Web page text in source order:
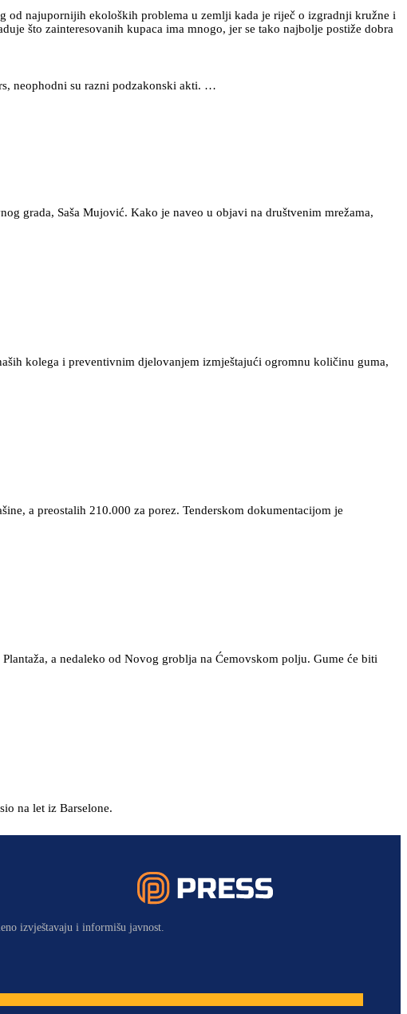
od najupornijih ekoloških problema u zemlji kada je riječ o izgradnji kružne i
što zainteresovanih kupaca ima mnogo, jer se tako najbolje postiže dobra
neophodni su razni podzakonski akti. …
grada, Saša Mujović. Kako je naveo u objavi na društvenim mrežama,
kolega i preventivnim djelovanjem izmještajući ogromnu količinu guma,
a preostalih 210.000 za porez. Tenderskom dokumentacijom je
a nedaleko od Novog groblja na Ćemovskom polju. Gume će biti
na let iz Barselone.
izvještavaju i informišu javnost.